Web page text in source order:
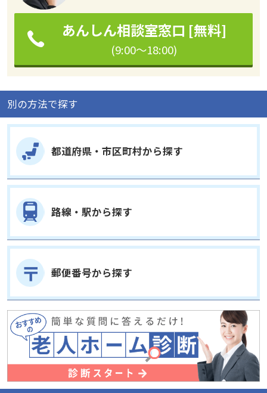
の方は、あんしん相談室の入居相談
員にお任せください！
あんしん相談室窓口 [無料]
(9:00～18:00)
別の方法で探す
都道府県・市区町村から探す
路線・駅から探す
郵便番号から探す